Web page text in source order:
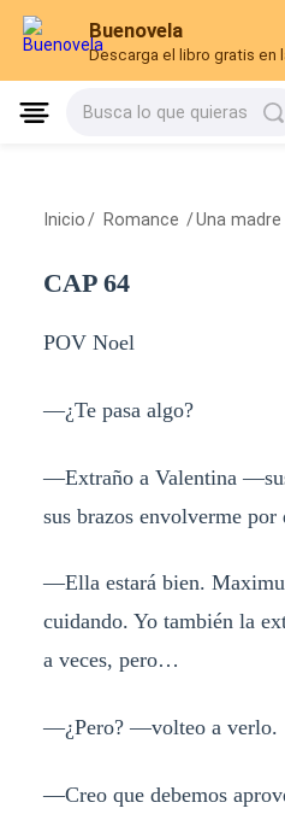
Buenovela
Descarga el libro gratis en
Busca lo que quieras
Inicio / Romance /Una madre
CAP 64
POV Noel
—¿Te pasa algo?
—Extraño a Valentina
sus brazos envolverme por
—Ella estará bien.
cuidando. Yo también la
a veces, pero…
—¿Pero? —volteo a verlo.
—Creo que debemos